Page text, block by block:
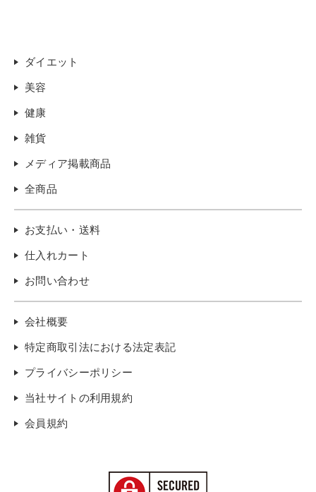
ダイエット
美容
健康
雑貨
メディア掲載商品
全商品
お支払い・送料
仕入れカート
お問い合わせ
会社概要
特定商取引法における法定表記
プライバシーポリシー
当社サイトの利用規約
会員規約